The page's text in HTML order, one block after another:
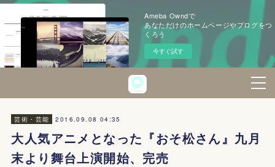
Ameba Owndで
あなただけのホームページやブログをつ
くろう
今すぐ試す
芸術・芸能 2016.09.08 04:35
大人気アニメとなった『おそ松さん』九月
末より舞台上演開始、完売